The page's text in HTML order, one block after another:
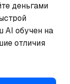
деньгами
AI обучен на
отличия